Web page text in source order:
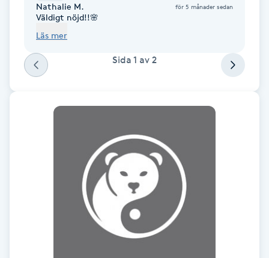
Enzympeeling
Extensions
Nathalie M. för 5 månader sedan
Väldigt nöjd!!🌸
Läs mer
Sida 1 av 2